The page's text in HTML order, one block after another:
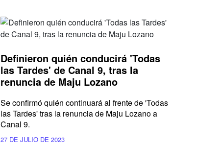
Definieron quién conducirá 'Todas
las Tardes' de Canal 9, tras la
renuncia de Maju Lozano
Se confirmó quién continuará al frente de 'Todas
las Tardes' tras la renuncia de Maju Lozano a
Canal 9.
27 DE JULIO DE 2023